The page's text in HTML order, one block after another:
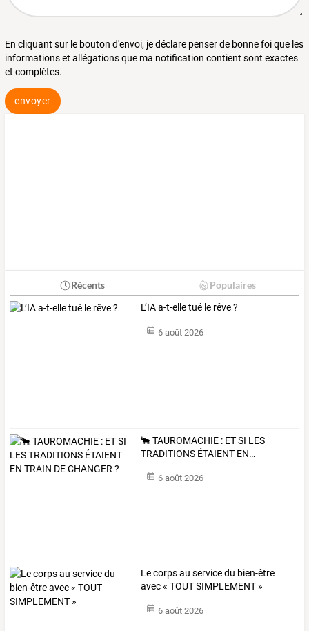
En cliquant sur le bouton d'envoi, je déclare penser de bonne foi que les
informations et allégations que ma notification contient sont exactes
et complètes.
envoyer
Récents Populaires
L’IA a-t-elle tué le rêve ?
6 août 2026
🐂TAUROMACHIE : ETSI LES
TRADITIONS ÉTAIENT EN…
6 août 2026
Le corps au service du bien-être
avec « TOUT SIMPLEMENT »
6 août 2026